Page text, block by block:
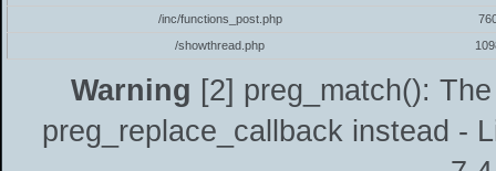
/inc/functions_post.php
/showthread.php
Warning [2] preg_match():
preg_replace_callback instead -